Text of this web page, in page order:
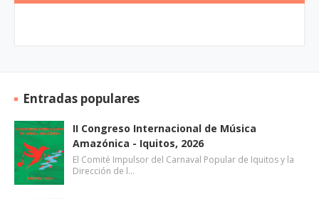
Entradas populares
II Congreso Internacional de Música
Amazónica - Iquitos, 2026
El Comité Impulsor del Carnaval Popular de Iquitos y la
Dirección de l…